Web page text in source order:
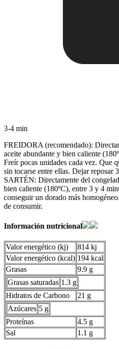
3-4 min
FREIDORA (recomendado):
aceite abundante y bien caliente
Freír pocas unidades cada vez. Que
sin tocarse entre ellas. Dejar reposar
SARTÉN: Directamente del
bien caliente (180ºC), entre 3 y 4
conseguir un dorado más
de consumir.
Información nutricional
Valor energético (kj)
814 kj
Valor energético (kcal) 194 kcal
Grasas
9.9 g
Grasas saturadas 1.3 g
Hidratos de Carbono
21 g
Azúcares 5 g
Proteínas
4.5 g
Sal
1.1 g